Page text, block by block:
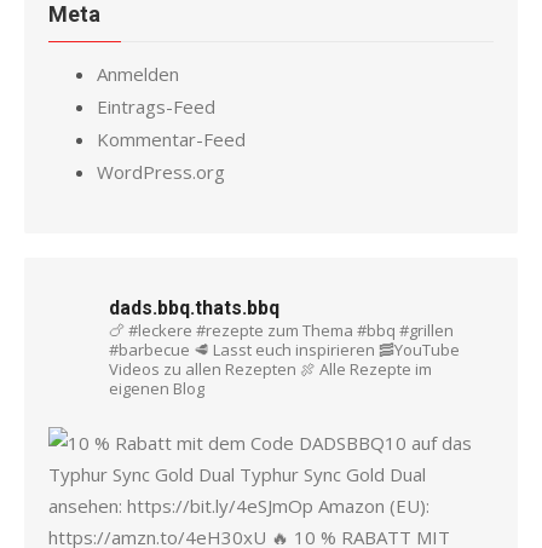
Meta
Anmelden
Eintrags-Feed
Kommentar-Feed
WordPress.org
dads.bbq.thats.bbq
🍗 #leckere #rezepte zum Thema #bbq #grillen
#barbecue 🥩 Lasst euch inspirieren 🥓YouTube
Videos zu allen Rezepten 🍖 Alle Rezepte im
eigenen Blog